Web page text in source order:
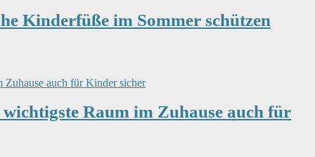
Kinderfüße im Sommer schützen
Raum im Zuhause auch für